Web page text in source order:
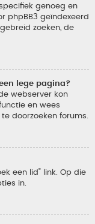
genoeg en
phpBB3 geïndexeerd
zoeken, de
lege pagina?
webserver kon
en wees
doorzoeken forums.
een lid" link. Op die
in.